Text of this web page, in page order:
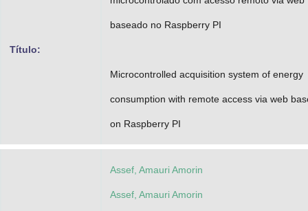
Título:
baseado no Raspberry PI
Microcontrolled acquisition system of energy
consumption with remote access via web
on Raspberry PI
Assef, Amauri Amorin
Assef, Amauri Amorin